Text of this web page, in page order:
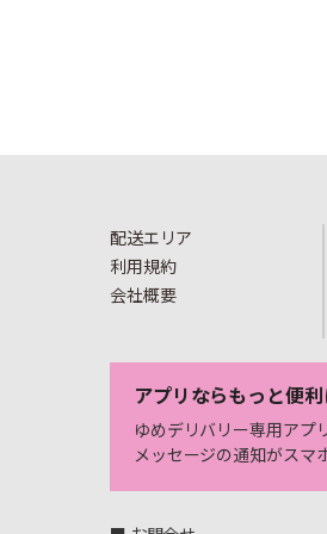
配送エリア
利用規約
会社概要
アプリならもっと便
ゆめデリバリー専用アプ
メッセージの通知がスマ